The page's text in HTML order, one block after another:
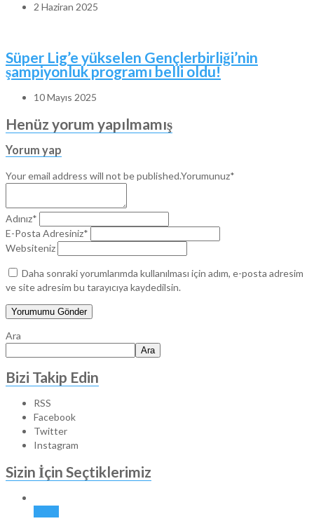
2 Haziran 2025
Süper Lig’e yükselen Gençlerbirliği’nin
şampiyonluk programı belli oldu!
10 Mayıs 2025
Henüz yorum yapılmamış
Yorum yap
Your email address will not be published.Yorumunuz*
Adınız*
E-Posta Adresiniz*
Websiteniz
Daha sonraki yorumlarımda kullanılması için adım, e-posta adresim
ve site adresim bu tarayıcıya kaydedilsin.
Ara
Ara
Bizi Takip Edin
RSS
Facebook
Twitter
Instagram
Sizin İçin Seçtiklerimiz